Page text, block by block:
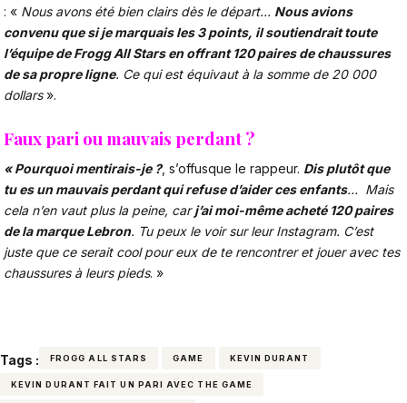
: « Nous avons été bien clairs dès le départ… Nous avions
convenu que si je marquais les 3 points, il soutiendrait toute
l’équipe de Frogg All Stars en offrant 120 paires de chaussures
de sa propre ligne. Ce qui est équivaut à la somme de 20 000
dollars».
Faux pari ou mauvais perdant ?
« Pourquoi mentirais-je ?, s’offusque le rappeur. Dis plutôt que
tu es un mauvais perdant qui refuse d’aider ces enfants… Mais
cela n’en vaut plus la peine, carj’ai moi-même acheté 120 paires
de la marque Lebron. Tu peux le voir sur leur Instagram. C’est
juste que ce serait cool pour eux de te rencontrer et jouer avec tes
chaussures à leurs pieds. »
Tags : FROGG ALL STARS GAME KEVIN DURANT
KEVIN DURANT FAIT UN PARI AVEC THE GAME